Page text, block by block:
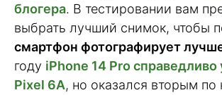
блогера. В тестировании вам
выбрать лучший снимок, чтобы
смартфон фотографирует
году iPhone 14 Pro справедливо
Pixel 6A, но оказался вторым по